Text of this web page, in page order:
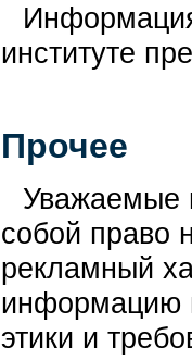
институте
Прочее
Уважаемые
собой право
рекламный
информацию
этики и